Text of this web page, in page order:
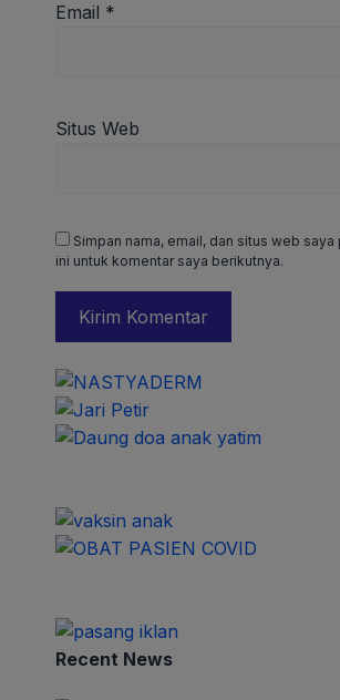
Email *
Situs Web
Simpan nama, email, dan situs web saya
ini untuk komentar saya berikutnya.
Recent News